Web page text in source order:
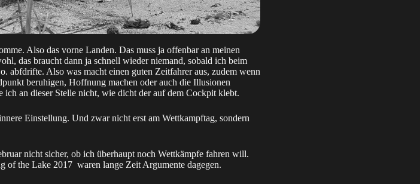
Also das vorne Landen. Das muss ja offenbar an meinen
das braucht dann ja schnell wieder niemand, sobald ich beim
abfdrifte. Also was macht einen guten Zeitfahrer aus, zudem wenn
beruhigen, Hoffnung machen oder auch die Illusionen
an dieser Stelle nicht, wie dicht der auf dem Cockpit klebt.
Einstellung. Und zwar nicht erst am Wettkampftag, sondern
nicht sicher, ob ich überhaupt noch Wettkämpfe fahren will.
of the Lake 2017 waren lange Zeit Argumente dagegen.